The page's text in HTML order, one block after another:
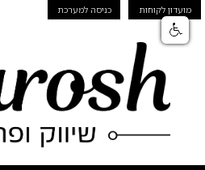
מועדון לקוחות כניסה למערכת